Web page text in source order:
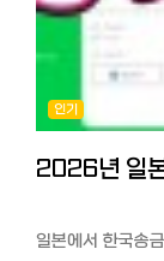
강력하게 어필했
4. 네 번째 관문: 입국관리
입국관리국(뉴칸)으로 갑니다. 준비물: 증
현장 스케치: 아
나면 '접수표'를
시작됩니다.
5. 대망의 결과 발표! 어느 날 우편함에 도착한 엽서 한 장
✅ 신청 전 필수 체크리스트 (요약)
인기
일본에서 한국송